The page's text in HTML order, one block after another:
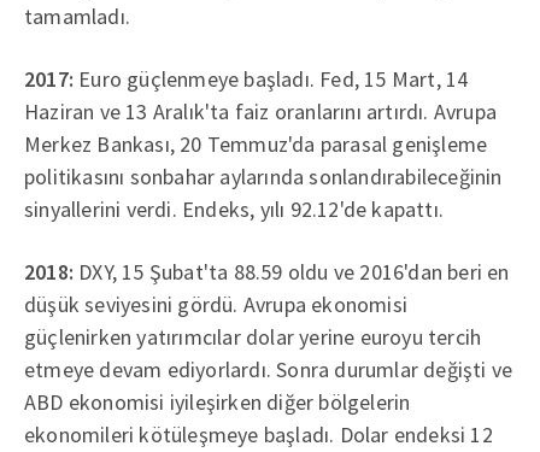
tamamladı.
2017: Euro güçlenmeye başladı. Fed, 15 Mart, 14
Haziran ve 13 Aralık'ta faiz oranlarını artırdı. Avrupa
Merkez Bankası, 20 Temmuz'da parasal genişleme
politikasını sonbahar aylarında sonlandırabileceğinin
sinyallerini verdi. Endeks, yılı 92.12'de kapattı.
2018: DXY, 15 Şubat'ta 88.59 oldu ve 2016'dan beri en
düşük seviyesini gördü. Avrupa ekonomisi
güçlenirken yatırımcılar dolar yerine euroyu tercih
etmeye devam ediyorlardı. Sonra durumlar değişti ve
ABD ekonomisi iyileşirken diğer bölgelerin
ekonomileri kötüleşmeye başladı. Dolar endeksi 12